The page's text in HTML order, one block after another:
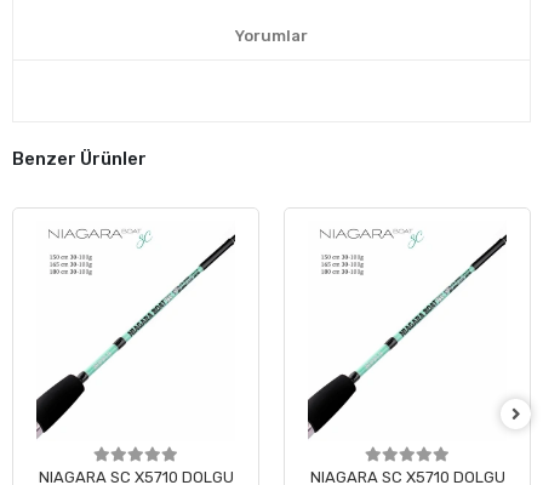
Yorumlar
Benzer Ürünler
NIAGARA SC X5710 DOLGU
NIAGARA SC X5710 DOLGU